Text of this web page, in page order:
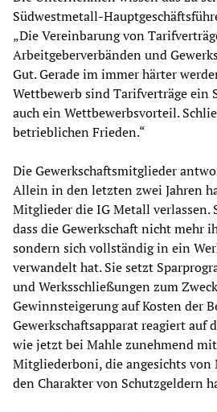
Südwestmetall-
„Die Vereinbarung von
Arbeitgeberverbänden und
Gut. Gerade im immer härter
Wettbewerb sind Tarifverträge
auch ein Wettbewerbsvorteil.
betrieblichen Frieden.“
Die Gewerkschaftsmitglieder
Allein in den letzten zwei Jahren
Mitglieder die IG Metall verlassen.
dass die Gewerkschaft nicht mehr
sondern sich vollständig in ein
verwandelt hat. Sie setzt
und Werksschließungen zum
Gewinnsteigerung auf Kosten der
Gewerkschaftsapparat reagiert auf
wie jetzt bei Mahle zunehmend
Mitgliederboni, die angesichts von
den Charakter von Schutzgeldern